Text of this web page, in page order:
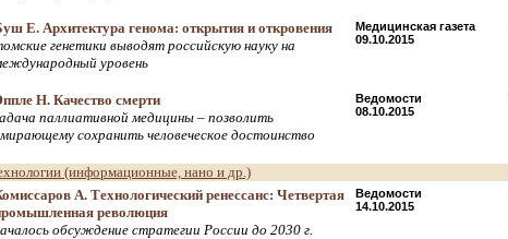
Е. Архитектура генома: открытия и откровения
генетики выводят российскую науку на
уровень
Медицинская газета
09.10.2015
Н. Качество смерти
паллиативной медицины – позволить
сохранить человеческое достоинство
Ведомости
08.10.2015
(информационные, нано и др.)
А. Технологический ренессанс: Четвертая
революция
обсуждение стратегии России до 2030 г.
Ведомости
14.10.2015